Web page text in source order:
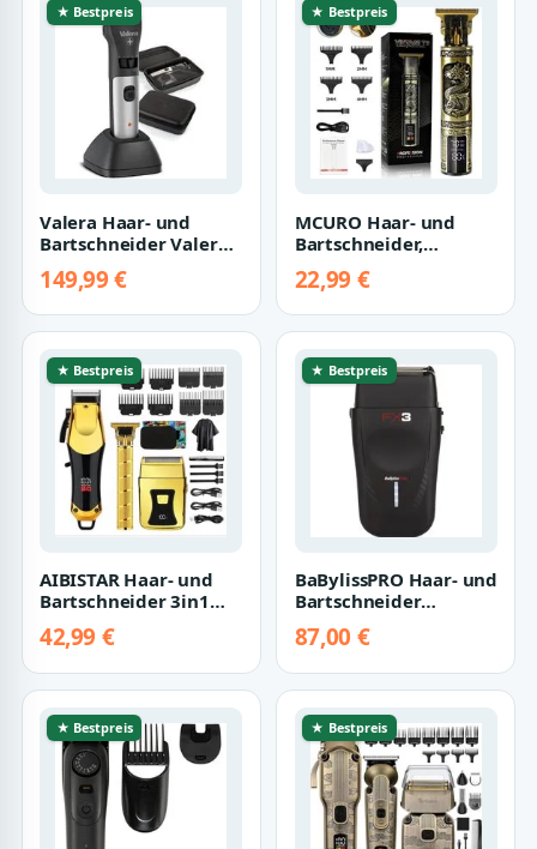
★ Bestpreis
Valera Haar- und
Bartschneider Valera
schwarz/gra…
149,99 €
★ Bestpreis
MCURO Haar- und
Bartschneider,
Kabellose Barbiers…
22,99 €
★ Bestpreis
AIBISTAR Haar- und
Bartschneider 3in1
Elektrisch
Haarschneidemaschine…
42,99 €
★ Bestpreis
BaBylissPRO Haar- und
Bartschneider
Babyliss PRO 4Artists
X3 Foil Shav…
87,00 €
★ Bestpreis ★ Bestpreis